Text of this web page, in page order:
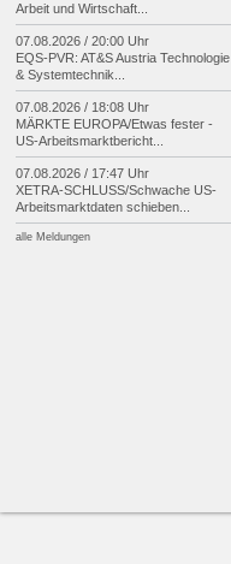
Arbeit und Wirtschaft...
07.08.2026 / 20:00 Uhr
EQS-PVR: AT&S Austria Technologie
& Systemtechnik...
07.08.2026 / 18:08 Uhr
MÄRKTE EUROPA/Etwas fester -
US-Arbeitsmarktbericht...
07.08.2026 / 17:47 Uhr
XETRA-SCHLUSS/Schwache US-
Arbeitsmarktdaten schieben...
alle Meldungen